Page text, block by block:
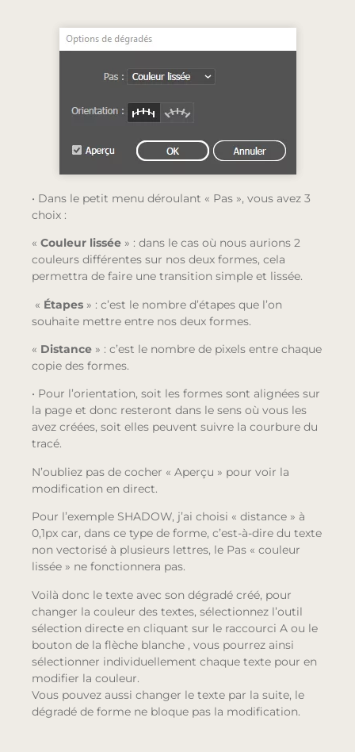
• Dans le petit menu déroulant « Pas », vous avez 3
choix :
« Couleur lissée » : dans le cas où nous aurions 2
couleurs différentes sur nos deux formes, cela
permettra de faire une transition simple et lissée.
« Étapes » : c’est le nombre d’étapes que l’on
souhaite mettre entre nos deux formes.
« Distance » : c’est le nombre de pixels entre chaque
copie des formes.
• Pour l’orientation, soit les formes sont alignées sur
la page et donc resteront dans le sens où vous les
avez créées, soit elles peuvent suivre la courbure du
tracé.
N’oubliez pas de cocher « Aperçu » pour voir la
modification en direct.
Pour l’exemple SHADOW, j’ai choisi « distance » à
0,1px car, dans ce type de forme, c’est-à-dire du texte
non vectorisé à plusieurs lettres, le Pas « couleur
lissée » ne fonctionnera pas.
Voilà donc le texte avec son dégradé créé, pour
changer la couleur des textes, sélectionnez l’outil
sélection directe en cliquant sur le raccourci A ou le
bouton de la flèche blanche , vous pourrez ainsi
sélectionner individuellement chaque texte pour en
modifier la couleur.
Vous pouvez aussi changer le texte par la suite, le
dégradé de forme ne bloque pas la modification.